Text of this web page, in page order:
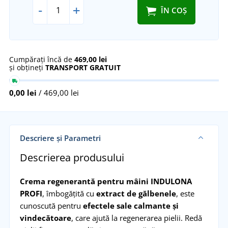
- + ÎN COȘ
Cumpărați încă de 469,00 lei
și obțineți TRANSPORT GRATUIT
0,00 lei / 469,00 lei
Descriere și Parametri
Descrierea produsului
Crema regenerantă pentru mâini INDULONA
PROFI, îmbogățită cu extract de gălbenele, este
cunoscută pentru efectele sale calmante și
vindecătoare, care ajută la regenerarea pielii. Redă